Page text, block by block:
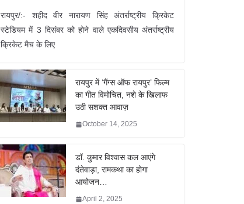
रायपुर/:- शहीद वीर नारायण सिंह अंतर्राष्ट्रीय क्रिकेट
स्टेडियम में 3 दिसंबर को होने वाले एकदिवसीय अंतर्राष्ट्रीय
क्रिकेट मैच के लिए
रायपुर में ‘गैंग्स ऑफ रायपुर’ फिल्म
का गीत विमोचित, नशे के खिलाफ
उठी सशक्त आवाज़
October 14, 2025
डॉ. कुमार विश्वास कल आएंगे
दंतेवाड़ा, रामकथा का होगा
आयोजन…
April 2, 2025